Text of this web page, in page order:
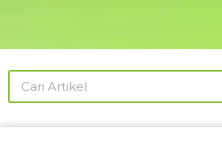
content
Search